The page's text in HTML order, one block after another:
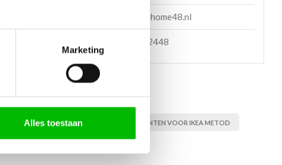
Marketing
Alles toestaan
support@home48.nl
085 060 2448
FRONT VOOR METOD KASTEN FRONTEN VOOR IKEA METOD